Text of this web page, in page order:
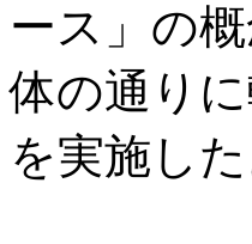
ース」の
体の通り
を実施した